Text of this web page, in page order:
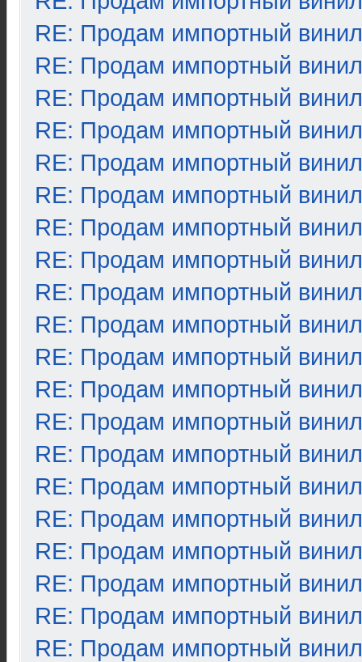
RE: Продам импортный винил
RE: Продам импортный винил
RE: Продам импортный винил
RE: Продам импортный винил
RE: Продам импортный винил
RE: Продам импортный винил
RE: Продам импортный винил
RE: Продам импортный винил
RE: Продам импортный винил
RE: Продам импортный винил
RE: Продам импортный винил
RE: Продам импортный винил
RE: Продам импортный винил
RE: Продам импортный винил
RE: Продам импортный винил
RE: Продам импортный винил
RE: Продам импортный винил
RE: Продам импортный винил
RE: Продам импортный винил
RE: Продам импортный винил